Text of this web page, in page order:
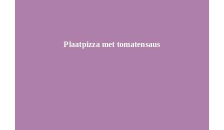
Plaatpizza met tomatensaus